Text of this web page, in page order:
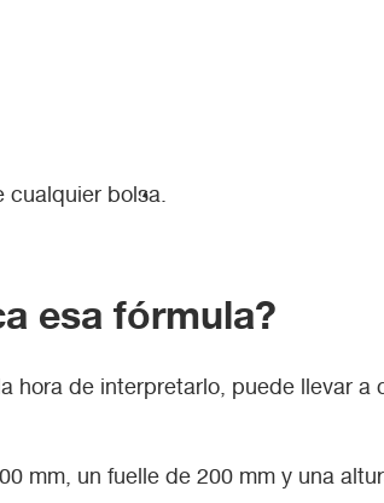
cualquier bolsa.
esa fórmula?
hora de interpretarlo, puede llevar a
mm, un fuelle de 200 mm y una